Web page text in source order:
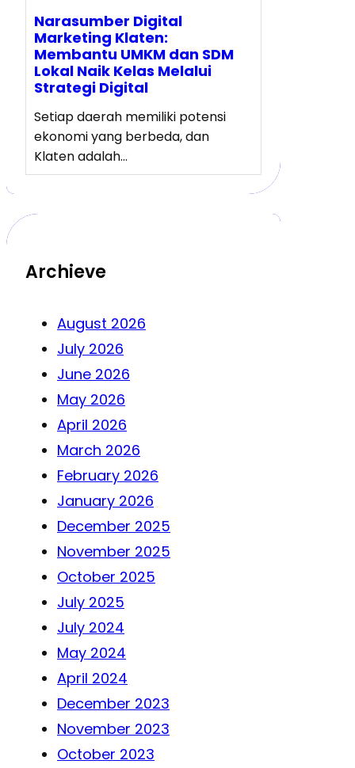
Narasumber Digital
Marketing Klaten:
Membantu UMKM dan SDM
Lokal Naik Kelas Melalui
Strategi Digital
Setiap daerah memiliki potensi
ekonomi yang berbeda, dan
Klaten adalah…
Archieve
August 2026
July 2026
June 2026
May 2026
April 2026
March 2026
February 2026
January 2026
December 2025
November 2025
October 2025
July 2025
July 2024
May 2024
April 2024
December 2023
November 2023
October 2023